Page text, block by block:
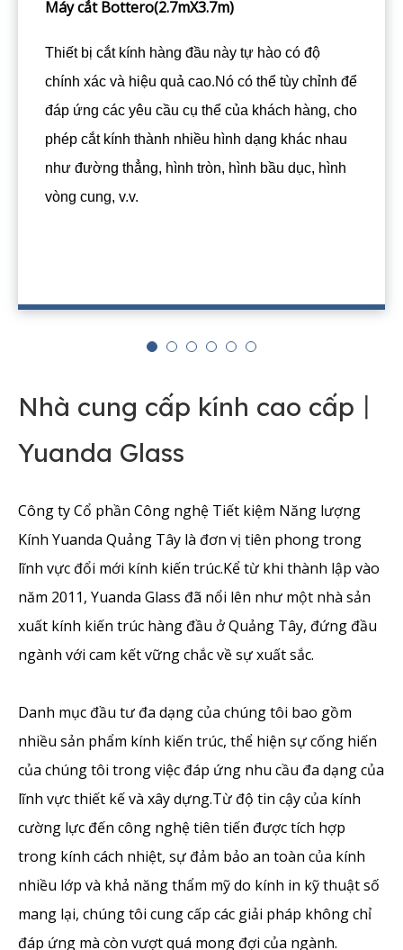
Máy cắt Bottero(2.7mX3.7m)
Thiết bị cắt kính hàng đầu này tự hào có độ
chính xác và hiệu quả cao.Nó có thể tùy chỉnh để
đáp ứng các yêu cầu cụ thể của khách hàng, cho
phép cắt kính thành nhiều hình dạng khác nhau
như đường thẳng, hình tròn, hình bầu dục, hình
vòng cung, v.v.
Nhà cung cấp kính cao cấp丨
Yuanda Glass
Công ty Cổ phần Công nghệ Tiết kiệm Năng lượng
Kính Yuanda Quảng Tây là đơn vị tiên phong trong
lĩnh vực đổi mới kính kiến ​​trúc.Kể từ khi thành lập vào
năm 2011, Yuanda Glass đã nổi lên như một nhà sản
xuất kính kiến ​​trúc hàng đầu ở Quảng Tây, đứng đầu
ngành với cam kết vững chắc về sự xuất sắc.
Danh mục đầu tư đa dạng của chúng tôi bao gồm
nhiều sản phẩm kính kiến ​​trúc, thể hiện sự cống hiến
của chúng tôi trong việc đáp ứng nhu cầu đa dạng của
lĩnh vực thiết kế và xây dựng.Từ độ tin cậy của kính
cường lực đến công nghệ tiên tiến được tích hợp
trong kính cách nhiệt, sự đảm bảo an toàn của kính
nhiều lớp và khả năng thẩm mỹ do kính in kỹ thuật số
mang lại, chúng tôi cung cấp các giải pháp không chỉ
đáp ứng mà còn vượt quá mong đợi của ngành.